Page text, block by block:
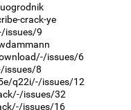
crack-ye
issues/9
issues/6
issues/8
q22i/-/issues/12
issues/32
issues/16